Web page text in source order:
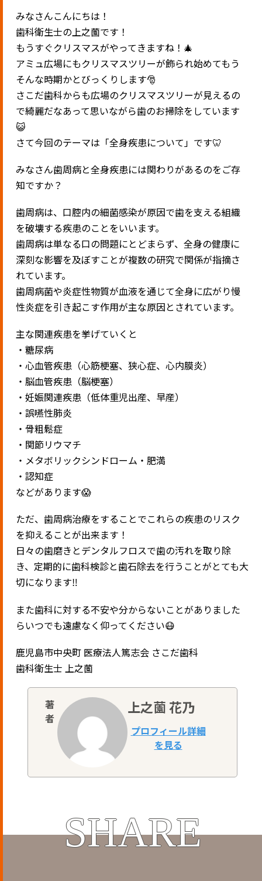
みなさんこんにちは！
歯科衛生士の上之薗です！
もうすぐクリスマスがやってきますね！🎄
アミュ広場にもクリスマスツリーが飾られ始めてもう
そんな時期かとびっくりします🎅
さこだ歯科からも広場のクリスマスツリーが見えるの
で綺麗だなあって思いながら歯のお掃除をしています
😺
さて今回のテーマは「全身疾患について」です🦷
みなさん歯周病と全身疾患には関わりがあるのをご存
知ですか？
歯周病は、口腔内の細菌感染が原因で歯を支える組織
を破壊する疾患のことをいいます。
歯周病は単なる口の問題にとどまらず、全身の健康に
深刻な影響を及ぼすことが複数の研究で関係が指摘さ
れています。
歯周病菌や炎症性物質が血液を通じて全身に広がり慢
性炎症を引き起こす作用が主な原因とされています。
主な関連疾患を挙げていくと
・糖尿病
・心血管疾患（心筋梗塞、狭心症、心内膜炎）
・脳血管疾患（脳梗塞）
・妊娠関連疾患（低体重児出産、早産）
・誤嚥性肺炎
・骨粗鬆症
・関節リウマチ
・メタボリックシンドローム・肥満
・認知症
などがあります😱
ただ、歯周病治療をすることでこれらの疾患のリスク
を抑えることが出来ます！
日々の歯磨きとデンタルフロスで歯の汚れを取り除
き、定期的に歯科検診と歯石除去を行うことがとても大
切になります‼️
また歯科に対する不安や分からないことがありました
らいつでも遠慮なく仰ってください😷
鹿児島市中央町 医療法人篤志会 さこだ歯科
歯科衛生士 上之薗
上之薗 花乃
SHARE